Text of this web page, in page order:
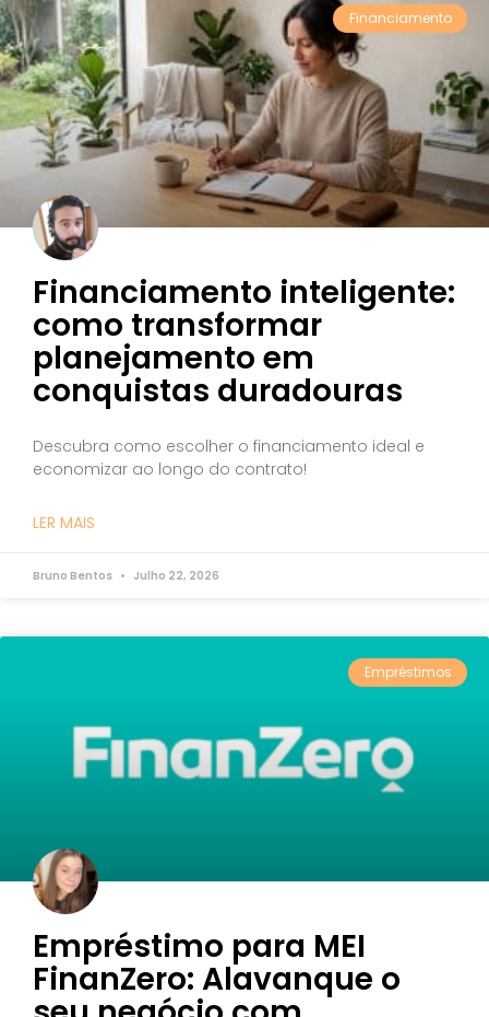
Financiamento
Financiamento inteligente:
como transformar
planejamento em
conquistas duradouras
Descubra como escolher o financiamento ideal e
economizar ao longo do contrato!
LER MAIS
Bruno Bentos Julho 22, 2026
Empréstimos
Empréstimo para MEI
FinanZero: Alavanque o